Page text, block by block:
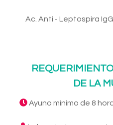
Ac. Anti - Leptospira
DE LA
Ayuno mínimo de 8